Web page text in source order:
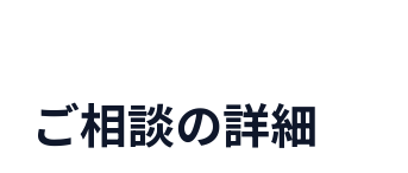
ご相談の詳細